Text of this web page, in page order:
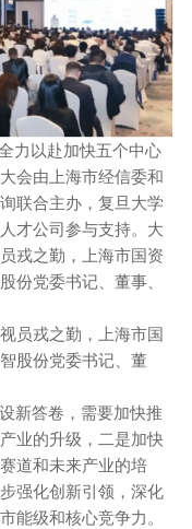
力以赴加快五个中心
会由上海市经信委和
联合主办，复旦大学
才公司参与支持。大
戎之勤，上海市国资
份党委书记、董事、
员戎之勤，上海市国
股份党委书记、董
新答卷，需要加快推
业的升级，二是加快
道和未来产业的培
强化创新引领，深化
能级和核心竞争力。